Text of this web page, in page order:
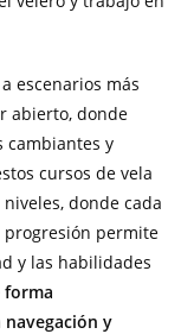
escenarios más
abierto, donde
cambiantes y
cursos de vela
donde cada
progresión permite
y las habilidades
forma
y